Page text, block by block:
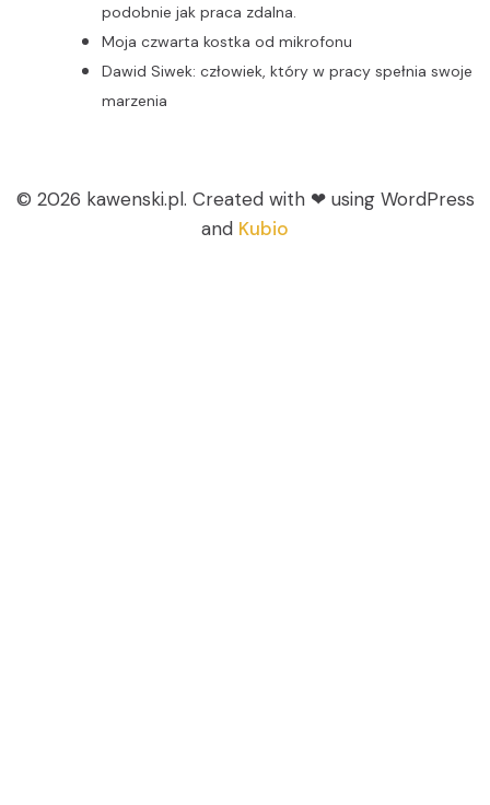
podobnie jak praca zdalna.
Moja czwarta kostka od mikrofonu
Dawid Siwek: człowiek, który w pracy spełnia swoje
marzenia
© 2026 kawenski.pl. Created with ❤ using WordPress
and Kubio